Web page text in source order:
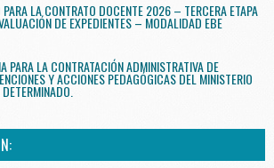
LA CONTRATO DOCENTE 2026 – TERCERA ETAPA
DE EXPEDIENTES – MODALIDAD EBE
PARA LA CONTRATACIÓN ADMINISTRATIVA DE
Y ACCIONES PEDAGÓGICAS DEL MINISTERIO